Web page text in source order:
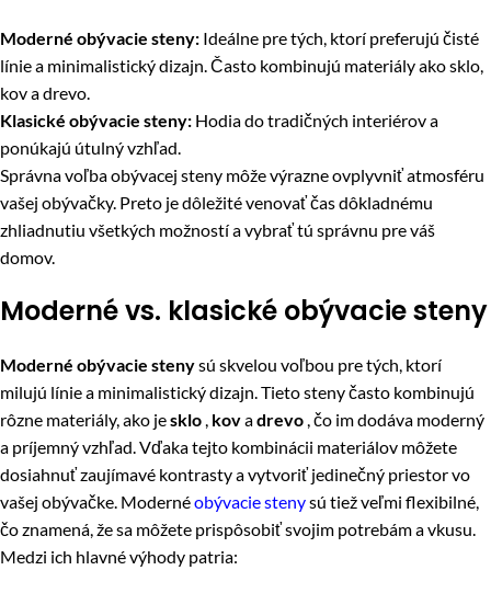
Moderné obývacie steny: Ideálne pre tých, ktorí preferujú čisté
línie a minimalistický dizajn. Často kombinujú materiály ako sklo,
kov a drevo.
Klasické obývacie steny: Hodia do tradičných interiérov a
ponúkajú útulný vzhľad.
Správna voľba obývacej steny môže výrazne ovplyvniť atmosféru
vašej obývačky. Preto je dôležité venovať čas dôkladnému
zhliadnutiu všetkých možností a vybrať tú správnu pre váš
domov.
Moderné vs. klasické obývacie steny
Moderné obývacie stenysú skvelou voľbou pre tých, ktorí
milujú línie a minimalistický dizajn. Tieto steny často kombinujú
rôzne materiály, ako jesklo kovadrevo , čo im dodáva moderný
a príjemný vzhľad. Vďaka tejto kombinácii materiálov môžete
dosiahnuť zaujímavé kontrasty a vytvoriť jedinečný priestor vo
vašej obývačke. Modernéobývacie stenysú tiež veľmi flexibilné,
čo znamená, že sa môžete prispôsobiť svojim potrebám a vkusu.
Medzi ich hlavné výhody patria: